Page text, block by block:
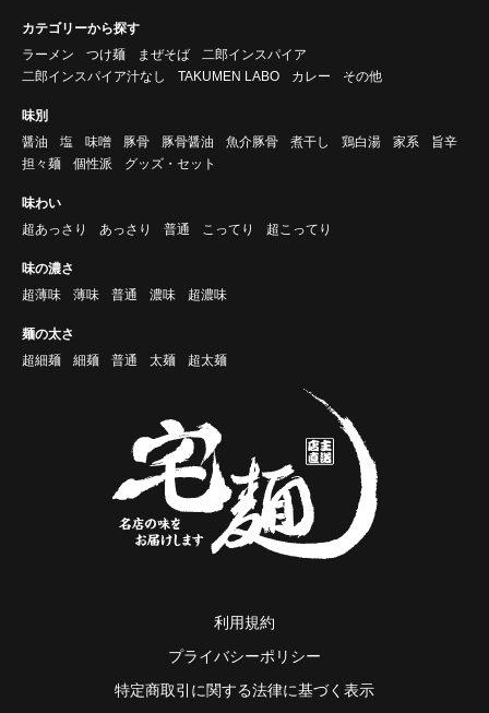
カテゴリーから探す
ラーメン
つけ麺 まぜそば
二郎インスパイア
二郎インスパイア汁なし
TAKUMEN LABO カレー その他
味別
醤油
塩 味噌 豚骨 豚骨醤油 魚介豚骨 煮干し 鶏白湯 家系
旨辛
担々麺
個性派 グッズ・セット
味わい
超あっさり
あっさり 普通 こってり 超こってり
味の濃さ
超薄味
薄味 普通 濃味 超濃味
麺の太さ
超細麺
細麺 普通 太麺 超太麺
利用規約
プライバシーポリシー
特定商取引に関する法律に基づく表示